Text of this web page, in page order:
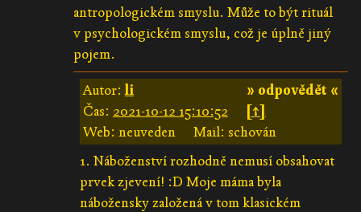
antropologickém smyslu. Může to být rituál
v psychologickém smyslu, což je úplně jiný
pojem.
» odpovědět «
Autor:li
Čas: 2021-10-12 15:10:52
[↑]
Web: neuveden
Mail: schován
1. Náboženství rozhodně nemusí obsahovat
prvek zjevení! :D Moje máma byla
nábožensky založená v tom klasickém